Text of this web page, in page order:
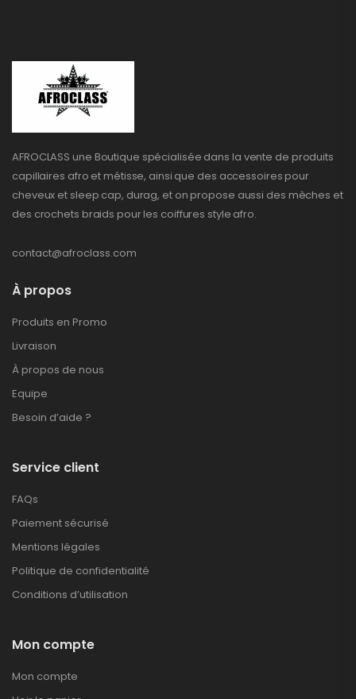
AFROCLASS une Boutique spécialisée dans la vente de produits
capillaires afro et métisse, ainsi que des accessoires pour
cheveux et sleep cap, durag, et on propose aussi des mèches et
des crochets braids pour les coiffures style afro.
contact@afroclass.com
À propos
Produits en Promo
Livraison
À propos de nous
Equipe
Besoin d’aide ?
Service client
FAQs
Paiement sécurisé
Mentions légales
Politique de confidentialité
Conditions d’utilisation
Mon compte
Mon compte